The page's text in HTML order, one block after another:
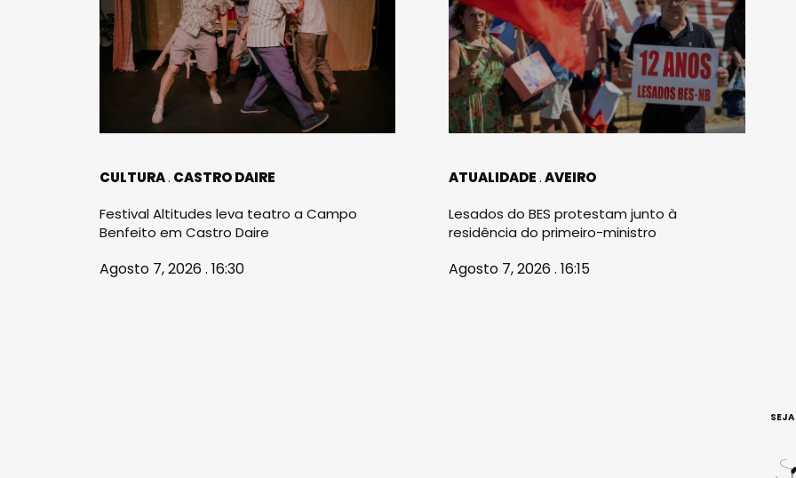
CULTURA CASTRO DAIRE
Festival Altitudes leva teatro a Campo
Benfeito em Castro Daire
Agosto 7, 2026 . 16:30
ATUALIDADE AVEIRO
Lesados do BES protestam junto à
residência do primeiro-ministro
Agosto 7, 2026 . 16:15